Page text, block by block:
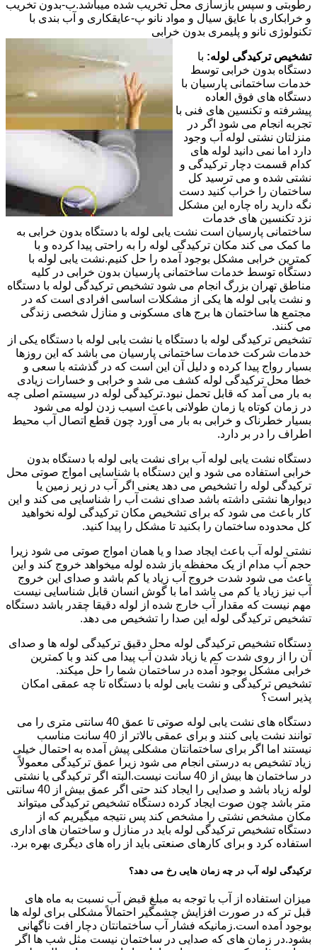
رطوبتی و سپس بازسازی محل تخریب شده میباشد.ب-بدون تخریب
و خرابکاری با عایق سیال و مواد نانو پ-عایقکاری و آب بندی با
تکنولوژی نانو و پلیمری بدون خرابی
تشخیص ترکیدگی لوله: با
دستگاه بدون خرابی توسط
خدمات ساختمانی پارسیان با
دستگاه های فوق العاده
پیشرفته و تکنسین های فنی با
تجربه انجام می شود اگر در
منزلتان نشتی لوله آب وجود
دارد اما نمی دانید لوله های
کدام قسمت دچار ترکیدگی و
نشتی شده و می ترسید کل
ساختمان را خراب کنید دست
نگه دارید راه چاره این مشکل
نزد تکنسین های خدمات
ساختمانی پارسیان است نشت یابی لوله با دستگاه بدون خرابی به
ما کمک می کند مکان ترکیدگی لوله را به راحتی پیدا کرده و با
کمترین خرابی مشکل بوجود آمده را حل کنیم.نشت یابی لوله با
دستگاه توسط خدمات ساختمانی پارسیان بدون خرابی در کلیه
مناطق تهران بزرگ انجام می شود تشخیص ترکیدگی لوله با دستگاه
و نشت یابی لوله ها یکی از مشکلات اساسی افرادی است که در
مجتمع ها ساختمان ها برج های مسکونی و منازل شخصی زندگی
می کنند.
تشخیص ترکیدگی لوله با دستگاه یا نشت یابی لوله با دستگاه یکی از
خدمات شرکت خدمات ساختمانی پارسیان می باشد که این روزها
بسیار رواج پیدا کرده و دلیل آن این است که در گذشته با سعی و
خطا محل ترکیدگی لوله کشف می شد و خرابی و خسارات زیادی
به بار می آمد که قابل تحمل نبود.ترکیدگی لوله در سیستم اصلی چه
در زمان کوتاه یا زمان طولانی باعث اسیب زدن لوله می شود
بسیار خطرناک و خرابی به بار می آورد چون قطع اتصال آب محیط
اطراف را در بر دارد.
دستگاه نشت یابی لوله آب برای نشت یابی لوله با دستگاه بدون
خرابی استفاده می شود و این دستگاه با شناسایی امواج صوتی محل
ترکیدگی لوله را تشخیص می دهد یعنی اگر آب در زیر زمین یا
دیوارها نشتی داشته باشد صدای نشت آب را شناسایی می کند و این
کار باعث می شود که برای تشخیص مکان ترکیدگی لوله نخواهید
کل محدوده ساختمان را بکنید تا مشکل را پیدا کنید.
نشتی لوله آب باعث ایجاد صدا و یا همان امواج صوتی می شود زیرا
حجم آب مدام از یک محفظه باز شده لوله میخواهد خروج کند و این
باعث می شود شدت خروج آب زیاد یا کم باشد و صدای این خروج
آب نیز زیاد یا کم می باشد اما با گوش انسان قابل شناسایی نیست
مهم نیست که مقدار آب خارج شده از لوله دقیقا چقدر باشد دستگاه
تشخیص ترکیدگی لوله این صدا را تشخیص می دهد.
دستگاه تشخیص ترکیدگی لوله محل دقیق ترکیدگی لوله ها و صدای
آن را از روی شدت کم یا زیاد شدن آب پیدا می کند و با کمترین
خرابی مشکل بوجود آمده در ساختمان شما را حل میکند.
تشخیص ترکیدگی و نشت یابی لوله با دستگاه تا چه عمقی امکان
پذیر است؟
دستگاه های نشت یابی لوله صوتی تا عمق 40 سانتی متری را می
توانند نشت یابی کنند و برای عمقی بالاتر از 40 سانت مناسب
نیستند اما اگر برای ساختمانتان مشکلی پیش آمده به احتمال خیلی
زیاد تشخیص به درستی انجام می شود زیرا عمق ترکیدگی معمولاً
در ساختمان ها بیش از 40 سانت نیست.البته اگر ترکیدگی یا نشتی
لوله زیاد باشد و صدایی را ایجاد کند حتی اگر عمق بیش از 40 سانتی
متر باشد چون صوت ایجاد کرده دستگاه تشخیص ترکیدگی میتواند
مکان مشخص نشتی را مشخص کند پس نتیجه میگیریم که از
دستگاه تشخیص ترکیدگی لوله باید در منازل و ساختمان های اداری
استفاده کرد و برای کارهای صنعتی باید از راه های دیگری بهره برد.
ترکیدگی لوله آب در چه زمان هایی رخ می دهد؟
میزان استفاده از آب با توجه به مبلغ قبض آب نسبت به ماه های
قبل تر که در صورت افزایش چشمگیر احتمالاً مشکلی برای لوله ها
بوجود آمده است.زمانیکه فشار آب ساختمانتان دچار افت ناگهانی
بشود.در زمان های که صدایی در ساختمان نیست مثل شب ها اگر